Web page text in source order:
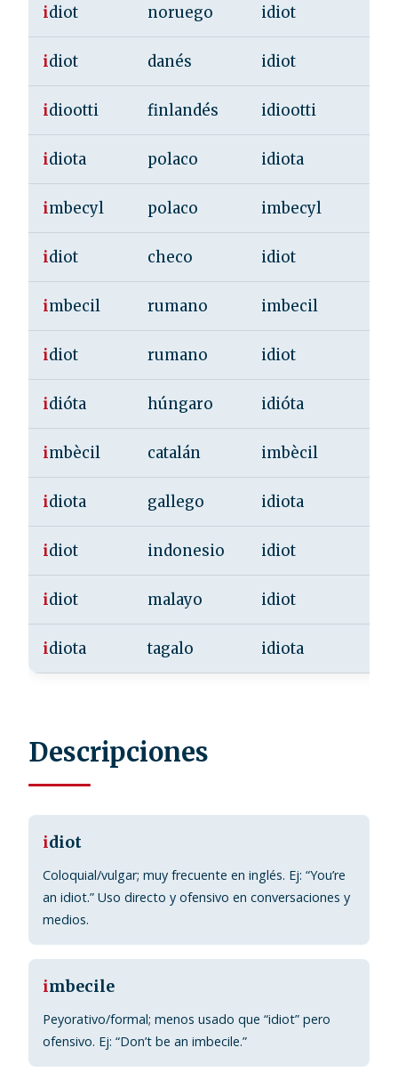
idiot noruego idiot
idiot danés idiot
idiootti finlandés idiootti
idiota polaco idiota
imbecyl polaco imbecyl
idiot checo idiot
imbecil rumano imbecil
idiot rumano idiot
idióta húngaro idióta
imbècil catalán imbècil
idiota gallego idiota
idiot indonesio idiot
idiot malayo idiot
idiota tagalo idiota
Descripciones
idiot
Coloquial/vulgar; muy frecuente en inglés. Ej: “You’re
an idiot.” Uso directo y ofensivo en conversaciones y
medios.
imbecile
Peyorativo/formal; menos usado que “idiot” pero
ofensivo. Ej: “Don’t be an imbecile.”